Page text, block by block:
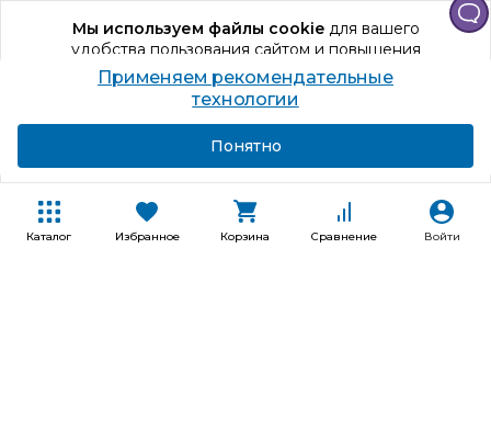
Каталог Избранное Корзина Сравнение Войти
Мы используем файлы cookieдля вашего
удобства пользования сайтом и повышения
качества рекомендаций.
Продолжая использование сайта, вы даете
согласие на обработку персональных данных
Офис Санкт‑Петербург
Оформление заказа
Покупателям
Применяем рекомендательные
технологии
Понятно